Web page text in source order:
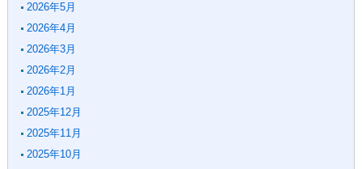
2026年5月
2026年4月
2026年3月
2026年2月
2026年1月
2025年12月
2025年11月
2025年10月